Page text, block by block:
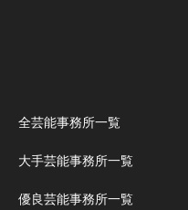
全芸能事務所一覧
大手芸能事務所一覧
優良芸能事務所一覧